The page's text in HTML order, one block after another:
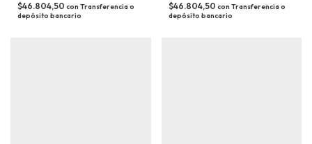
$46.804,50 con Transferencia o
depósito bancario
$46.804,50 con Transferencia o
depósito bancario